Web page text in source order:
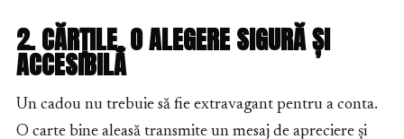
2. CĂRȚILE, O ALEGERE SIGURĂ ȘI
ACCESIBILĂ
Un cadou nu trebuie să fie extravagant pentru a conta.
O carte bine aleasă transmite un mesaj de apreciere și